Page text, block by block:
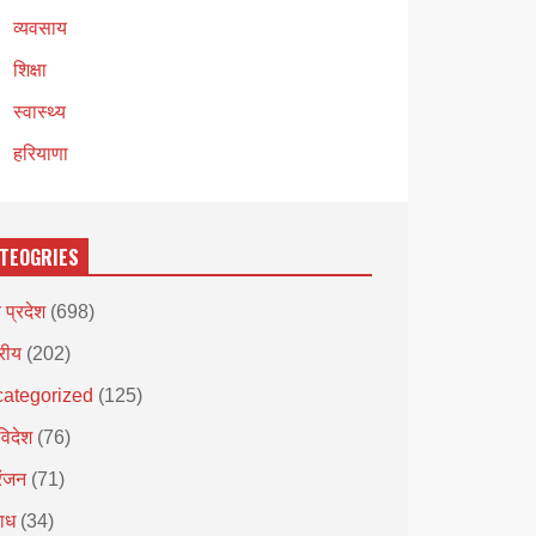
व्यवसाय
शिक्षा
स्वास्थ्य
हरियाणा
प्रदेश (698)
(202)
(125)
(76)
(71)
(34)